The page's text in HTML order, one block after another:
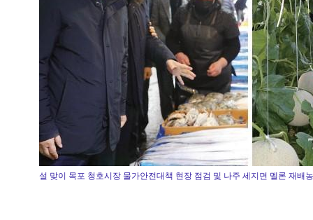
설 맞이 목포 청호시장 물가안전대책 현장 점검 및 나주 세지면 멜론 재배